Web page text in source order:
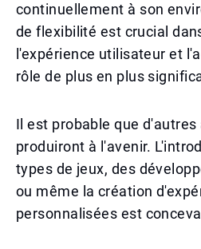
continuellement à son
de flexibilité est crucial
l'expérience utilisateur et
rôle de plus en plus
Il est probable que
produiront à l'avenir.
types de jeux, des
ou même la création
personnalisées est